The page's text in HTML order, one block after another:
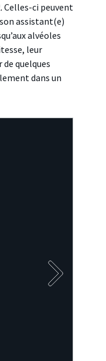
. Celles-ci peuvent
assistant(e)
alvéoles
leur
quelques
dans un